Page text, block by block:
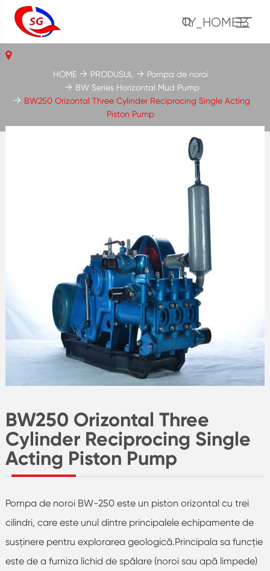
TY_HOME13
BW250 Orizontal Three
Cylinder Reciprocing Single
Acting Piston Pump
Pompa de noroi BW-250 este un piston orizontal cu trei
cilindri, care este unul dintre principalele echipamente de
susținere pentru explorarea geologică.Principala sa funcție
este de a furniza lichid de spălare (noroi sau apă limpede)
HOME PRODUSUL
Pompa de noroi
BW Series Horizontal Mud Pump
BW250 Orizontal Three Cylinder Reciprocing Single Acting
Piston Pump